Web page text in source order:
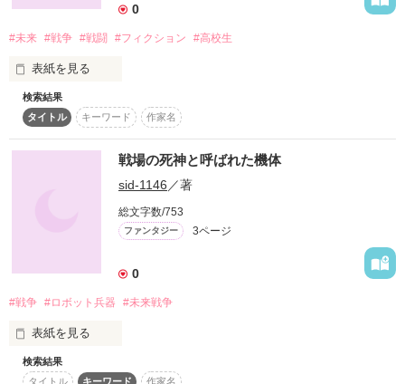
全て 完結
超短編！フェチから始まる溺愛コンテスト
0
#未来 #戦争 #戦闘 #フィクション #高校生
表紙を見る
もしもこの世界と少しズレて
未来の世界が広がっていたら…
作品を読む
検索結果
タイトル
キーワード 作家名
戦場の死神と呼ばれた機体
sid-1146 ／著
総文字数/753
ファンタジー 3ページ
0
#戦争 #ロボット兵器 #未来戦争
表紙を見る
「これがあの戦争で死神と呼ばれた機体だ…」
検索結果
タイトル
キーワード 作家名